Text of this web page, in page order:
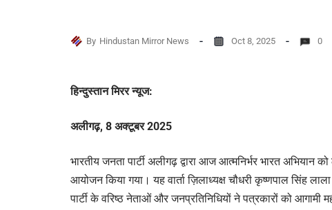
By Hindustan Mirror News Oct 8, 2025 0
हिन्दुस्तान मिरर न्यूज:
अलीगढ़, 8 अक्टूबर 2025
भारतीय जनता पार्टी अलीगढ़ द्वारा आज आत्मनिर्भर भारत अभियान
आयोजन किया गया। यह वार्ता ज़िलाध्यक्ष चौधरी कृष्णपाल सिंह
पार्टी के वरिष्ठ नेताओं और जनप्रतिनिधियों ने पत्रकारों को आगामी